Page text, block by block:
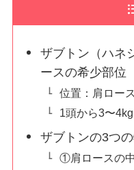
ザブトン（ハネ
ースの希少部位
位置：肩ロー
1頭から3〜
ザブトンの3つ
①肩ロースの